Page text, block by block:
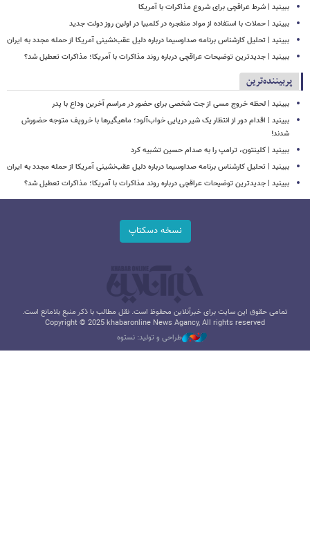
ببینید | شرط عراقچی برای شروع مذاکرات با آمریکا
ببینید | حملات با استفاده از مواد منفجره در کلمبیا در اولین روز دولت جدید
ببینید | تحلیل کارشناس برنامه صداوسیما درباره دلیل عقب‌نشینی آمریکا از حمله مجدد به ایران
ببینید | جدیدترین توضیحات عراقچی درباره روند مذاکرات با آمریکا؛ مذاکرات تعطیل شد؟
پربیننده‌ترین
ببینید | لحظه خروج مسی از جت شخصی برای حضور در مراسم آخرین وداع با پدر
ببینید | اقدام دور از انتظار یک شیر دریایی خواب‌آلود؛ ماهیگیرها با خروپف متوجه حضورش
شدند!
ببینید | کلینتون، ترامپ را به صدام حسین تشبیه کرد
ببینید | تحلیل کارشناس برنامه صداوسیما درباره دلیل عقب‌نشینی آمریکا از حمله مجدد به ایران
ببینید | جدیدترین توضیحات عراقچی درباره روند مذاکرات با آمریکا؛ مذاکرات تعطیل شد؟
نسخه دسکتاپ
تمامی حقوق این سایت برای خبرآنلاین محفوظ است. نقل مطالب با ذکر منبع بلامانع است.
Copyright © 2025 khabaronline News Agancy, All rights reserved
طراحی و تولید: نستوه